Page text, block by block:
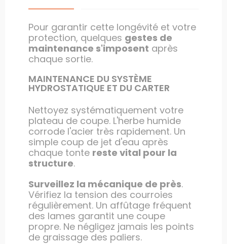
Pour garantir cette longévité et votre
protection, quelques gestes de
maintenance s'imposent après
chaque sortie.
MAINTENANCE DU SYSTÈME
HYDROSTATIQUE ET DU CARTER
Nettoyez systématiquement votre
plateau de coupe. L'herbe humide
corrode l'acier très rapidement. Un
simple coup de jet d'eau après
chaque tonte reste vital pour la
structure.
Surveillez la mécanique de près.
Vérifiez la tension des courroies
régulièrement. Un affûtage fréquent
des lames garantit une coupe
propre. Ne négligez jamais les points
de graissage des paliers.